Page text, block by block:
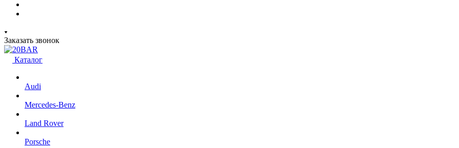
Заказать звонок
Каталог
Audi
Mercedes-Benz
Land Rover
Porsche